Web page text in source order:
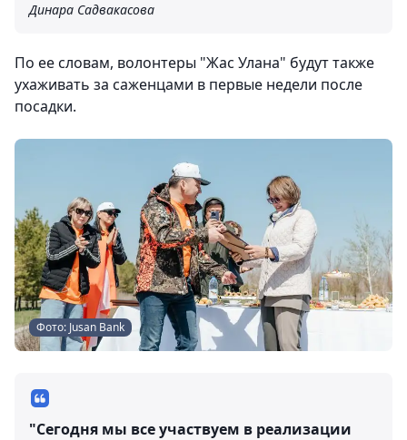
Динара Садвакасова
По ее словам, волонтеры "Жас Улана" будут также
ухаживать за саженцами в первые недели после
посадки.
Фото: Jusan Bank
"Сегодня мы все участвуем в реализации